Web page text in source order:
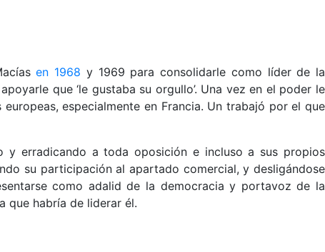
en 1968 y 1969 para consolidarle como líder de la
que ‘le gustaba su orgullo’. Una vez en el poder le
especialmente en Francia. Un trabajó por el que
y erradicando a toda oposición e incluso a sus propios
su participación al apartado comercial, y desligándose
como adalid de la democracia y portavoz de la
que habría de liderar él.